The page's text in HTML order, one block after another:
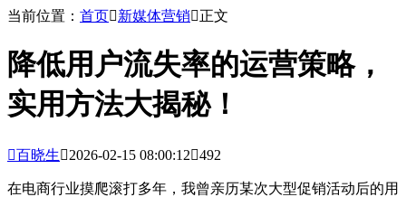
当前位置： 首页新媒体营销正文
降低用户流失率的运营策略，
实用方法大揭秘！
百晓生2026-02-15 08:00:12492
在电商行业摸爬滚打多年，我曾亲历某次大型促销活动后的用